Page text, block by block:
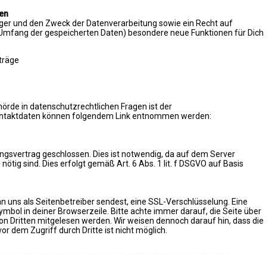
und den Zweck der Datenverarbeitung sowie ein Recht auf
der gespeicherten Daten) besondere neue Funktionen für Dich
in datenschutzrechtlichen Fragen ist der
können folgendem Link entnommen werden:
geschlossen. Dies ist notwendig, da auf dem Server
sind. Dies erfolgt gemäß Art. 6 Abs. 1 lit. f DSGVO auf Basis
als Seitenbetreiber sendest, eine SSL-Verschlüsselung. Eine
in deiner Browserzeile. Bitte achte immer darauf, die Seite über
Dritten mitgelesen werden. Wir weisen dennoch darauf hin, dass die
dem Zugriff durch Dritte ist nicht möglich.